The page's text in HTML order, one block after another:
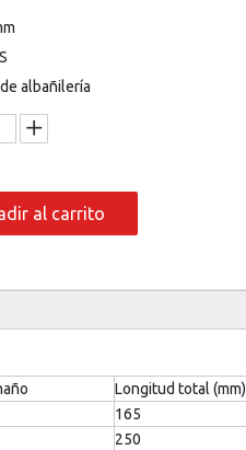
albañilería
al carrito
Longitud total (mm)
165
250